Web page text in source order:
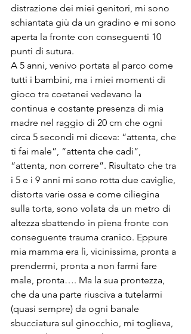
distrazione dei miei genitori, mi sono
schiantata giù da un gradino e mi sono
aperta la fronte con conseguenti 10
punti di sutura.
A 5 anni, venivo portata al parco come
tutti i bambini, ma i miei momenti di
gioco tra coetanei vedevano la
continua e costante presenza di mia
madre nel raggio di 20 cm che ogni
circa 5 secondi mi diceva: “attenta, che
ti fai male”, “attenta che cadi”,
“attenta, non correre”. Risultato che tra
i 5 e i 9 anni mi sono rotta due caviglie,
distorta varie ossa e come ciliegina
sulla torta, sono volata da un metro di
altezza sbattendo in piena fronte con
conseguente trauma cranico. Eppure
mia mamma era lì, vicinissima, pronta a
prendermi, pronta a non farmi fare
male, pronta…. Ma la sua prontezza,
che da una parte riusciva a tutelarmi
(quasi sempre) da ogni banale
sbucciatura sul ginocchio, mi toglieva,